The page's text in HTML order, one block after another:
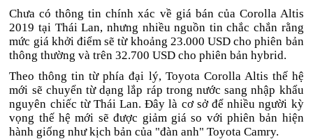
Chưa có thông tin chính xác về giá bán của Corolla Altis
2019 tại Thái Lan, nhưng nhiều nguồn tin chắc chắn rằng
mức giá khởi điểm sẽ từ khoảng 23.000 USD cho phiên bản
thông thường và trên 32.700 USD cho phiên bản hybrid.
Theo thông tin từ phía đại lý, Toyota Corolla Altis thế hệ
mới sẽ chuyển từ dạng lắp ráp trong nước sang nhập khẩu
nguyên chiếc từ Thái Lan. Đây là cơ sở để nhiều người kỳ
vọng thế hệ mới sẽ được giảm giá so với phiên bản hiện
hành giống như kịch bản của "đàn anh" Toyota Camry.